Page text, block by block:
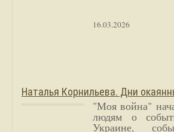
16.03.2026
Наталья Корнильева. Дни
"Моя война"
людям о
Украине,